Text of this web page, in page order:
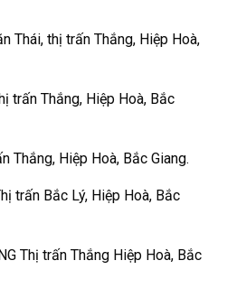
Thái, thị trấn Thắng, Hiệp Hoà,
trấn Thắng, Hiệp Hoà, Bắc
Thắng, Hiệp Hoà, Bắc Giang.
trấn Bắc Lý, Hiệp Hoà, Bắc
Thị trấn Thắng Hiệp Hoà, Bắc